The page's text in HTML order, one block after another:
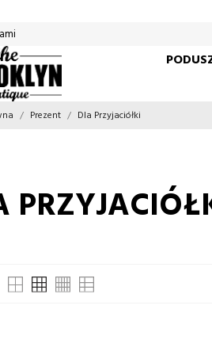
Prezent Dla Przyjaciółki